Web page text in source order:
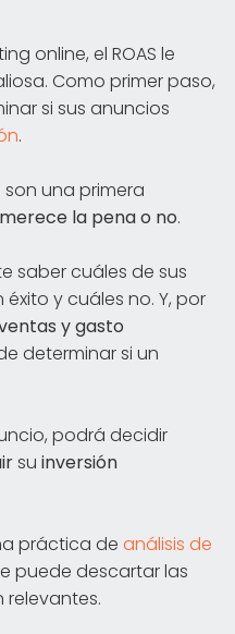
online, el ROAS le
Como primer paso,
si sus anuncios
.
una primera
la pena o no.
saber cuáles de sus
y cuáles no. Y, por
y gasto
determinar si un
podrá decidir
su inversión
práctica de análisis de
puede descartar las